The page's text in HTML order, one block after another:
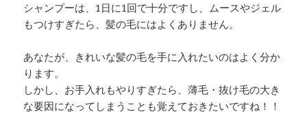
シャンプーは、1日に1回で十分ですし、ムースやジェル
もつけすぎたら、髪の毛にはよくありません。
あなたが、きれいな髪の毛を手に入れたいのはよく分か
ります。
しかし、お手入れもやりすぎたら、薄毛・抜け毛の大き
な要因になってしまうことも覚えておきたいですね！！